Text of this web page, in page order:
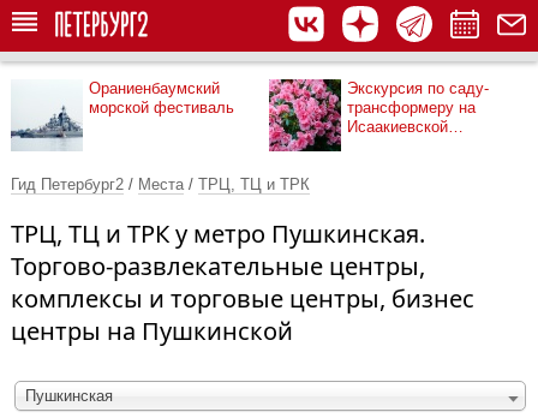
Ораниенбаумский
морской фестиваль
Экскурсия по саду-
трансформеру на
Исаакиевской
Гид Петербург2 / Места / ТРЦ, ТЦ и ТРК
ТРЦ, ТЦ и ТРК у метро Пушкинская.
Торгово-развлекательные центры,
комплексы и торговые центры, бизнес
центры на Пушкинской
Пушкинская